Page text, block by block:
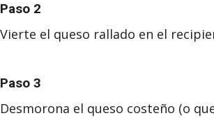
Paso 2
Vierte el queso rallado en el
Paso 3
Desmorona el queso costeño (o